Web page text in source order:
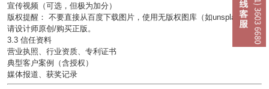
宣传视频（可选，但极为加分）
版权提醒： 不要直接从百度下载图片，使用无版权图库（如unsplash）或
请设计师原创/购买正版。
3.3 信任资料
营业执照、行业资质、专利证书
典型客户案例（含授权）
媒体报道、获奖记录